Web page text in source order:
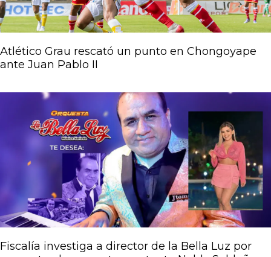
Atlético Grau rescató un punto en Chongoyape
ante Juan Pablo II
Fiscalía investiga a director de la Bella Luz por